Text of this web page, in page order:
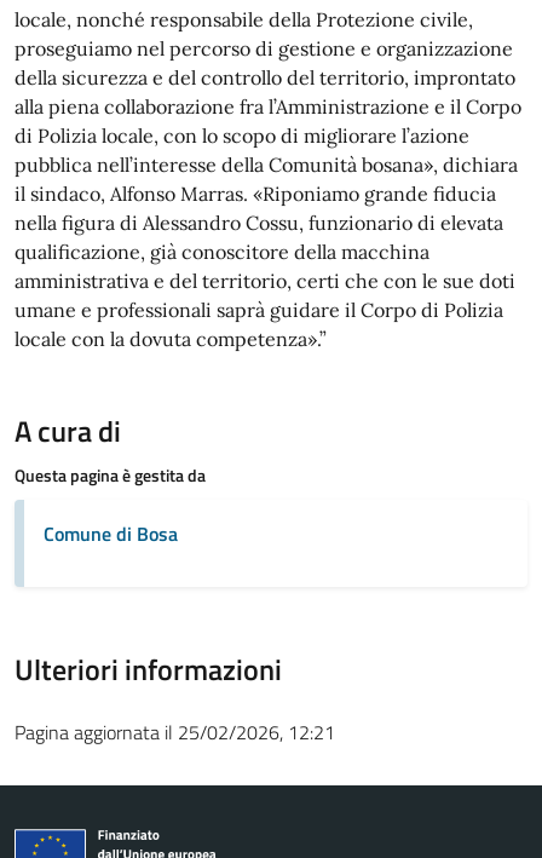
locale, nonché responsabile della Protezione civile,
proseguiamo nel percorso di gestione e organizzazione
della sicurezza e del controllo del territorio, improntato
alla piena collaborazione fra l’Amministrazione e il Corpo
di Polizia locale, con lo scopo di migliorare l’azione
pubblica nell’interesse della Comunità bosana», dichiara
il sindaco, Alfonso Marras. «Riponiamo grande fiducia
nella figura di Alessandro Cossu, funzionario di elevata
qualificazione, già conoscitore della macchina
amministrativa e del territorio, certi che con le sue doti
umane e professionali saprà guidare il Corpo di Polizia
locale con la dovuta competenza».”
A cura di
Questa pagina è gestita da
Comune di Bosa
Ulteriori informazioni
Pagina aggiornata il 25/02/2026, 12:21